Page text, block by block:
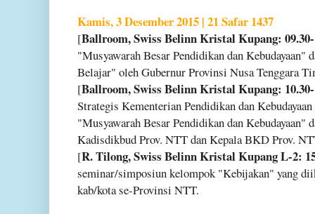
Kamis, 3 Desember 2015 | 21 Safar 1437
[Ballroom, Swiss Belinn Kristal Kupang: 09.30-
"Musyawarah Besar Pendidikan dan
Belajar" oleh Gubernur Provinsi Nusa Tenggara
[Ballroom, Swiss Belinn Kristal Kupang: 10.30-
Strategis Kementerian Pendidikan dan
"Musyawarah Besar Pendidikan dan Kebudayaan"
Kadisdikbud Prov. NTT dan Kepala BKD Prov.
[R. Tilong, Swiss Belinn Kristal Kupang L-2:
seminar/simposiun kelompok "Kebijakan" yang
kab/kota se-Provinsi NTT.